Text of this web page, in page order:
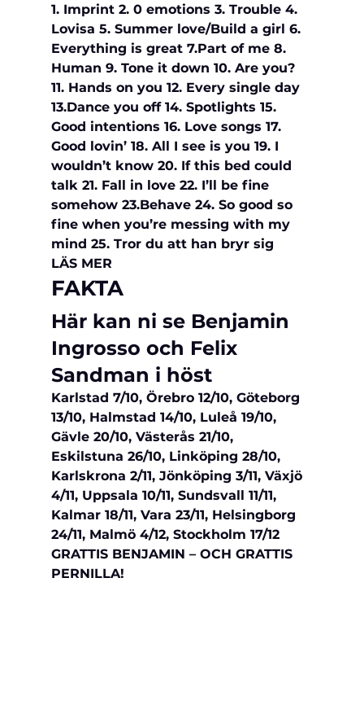
1. Imprint 2. 0 emotions 3. Trouble 4.
Lovisa 5. Summer love/Build a girl 6.
Everything is great 7.Part of me 8.
Human 9. Tone it down 10. Are you?
11. Hands on you 12. Every single day
13.Dance you off 14. Spotlights 15.
Good intentions 16. Love songs 17.
Good lovin’ 18. All I see is you 19. I
wouldn’t know 20. If this bed could
talk 21. Fall in love 22. I’ll be fine
somehow 23.Behave 24. So good so
fine when you’re messing with my
mind 25. Tror du att han bryr sig
LÄS MER
FAKTA
Här kan ni se Benjamin
Ingrosso och Felix
Sandman i höst
Karlstad 7/10, Örebro 12/10, Göteborg
13/10, Halmstad 14/10, Luleå 19/10,
Gävle 20/10, Västerås 21/10,
Eskilstuna 26/10, Linköping 28/10,
Karlskrona 2/11, Jönköping 3/11, Växjö
4/11, Uppsala 10/11, Sundsvall 11/11,
Kalmar 18/11, Vara 23/11, Helsingborg
24/11, Malmö 4/12, Stockholm 17/12
GRATTIS BENJAMIN – OCH GRATTIS
PERNILLA!